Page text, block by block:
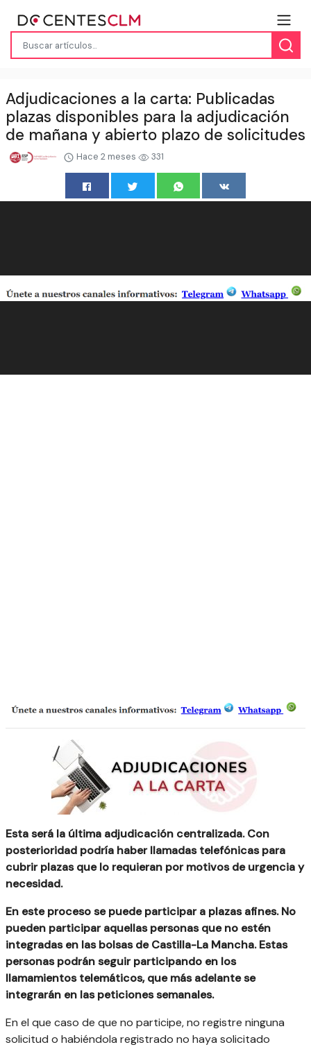
Adjudicaciones a la carta: Publicadas
plazas disponibles para la adjudicación
de mañana y abierto plazo de solicitudes
Hace 2 meses 331
Esta será la última adjudicación centralizada. Con
posterioridad podría haber llamadas telefónicas para
cubrir plazas que lo requieran por motivos de urgencia y
necesidad.
En este proceso se puede participar a plazas afines.No
pueden participar aquellas personas que no estén
integradas en las bolsas de Castilla-La Mancha. Estas
personas podrán seguir participando en los
llamamientos telemáticos, que más adelante se
integrarán en las peticiones semanales.
En el que caso de que no participe, no registre ninguna
solicitud o habiéndola registrado no haya solicitado